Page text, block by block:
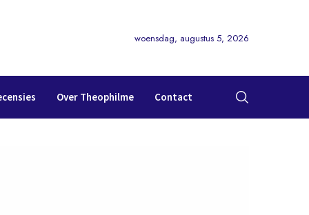
woensdag, augustus 5, 2026
Over Theophilme Contact